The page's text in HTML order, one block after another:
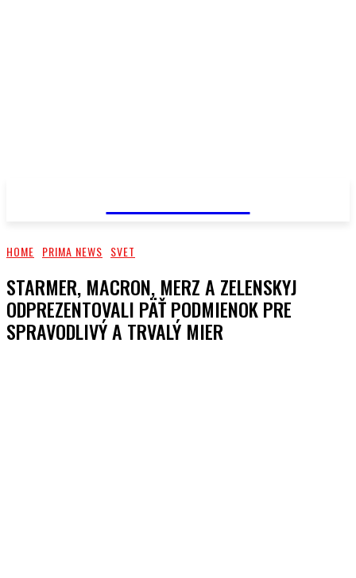
HOME PRIMA NEWS SVET
STARMER, MACRON, MERZ A ZELENSKYJ
ODPREZENTOVALI PÄŤ PODMIENOK PRE
SPRAVODLIVÝ A TRVALÝ MIER